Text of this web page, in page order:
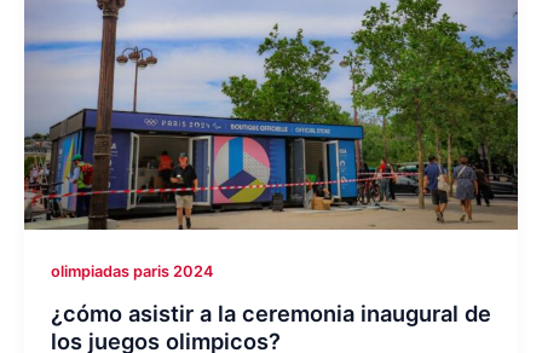
olimpiadas paris 2024
¿cómo asistir a la ceremonia inaugural de
los juegos olimpicos?